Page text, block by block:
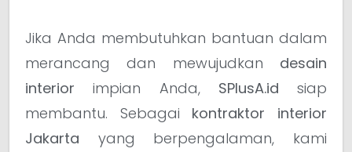
Jika Anda membutuhkan bantuan dalam
merancang dan mewujudkan desain
interior impian Anda, SPlusA.id siap
membantu. Sebagai kontraktor interior
Jakarta yang berpengalaman, kami